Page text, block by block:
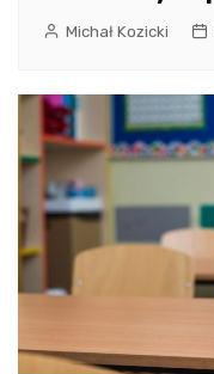
Michał Kozicki